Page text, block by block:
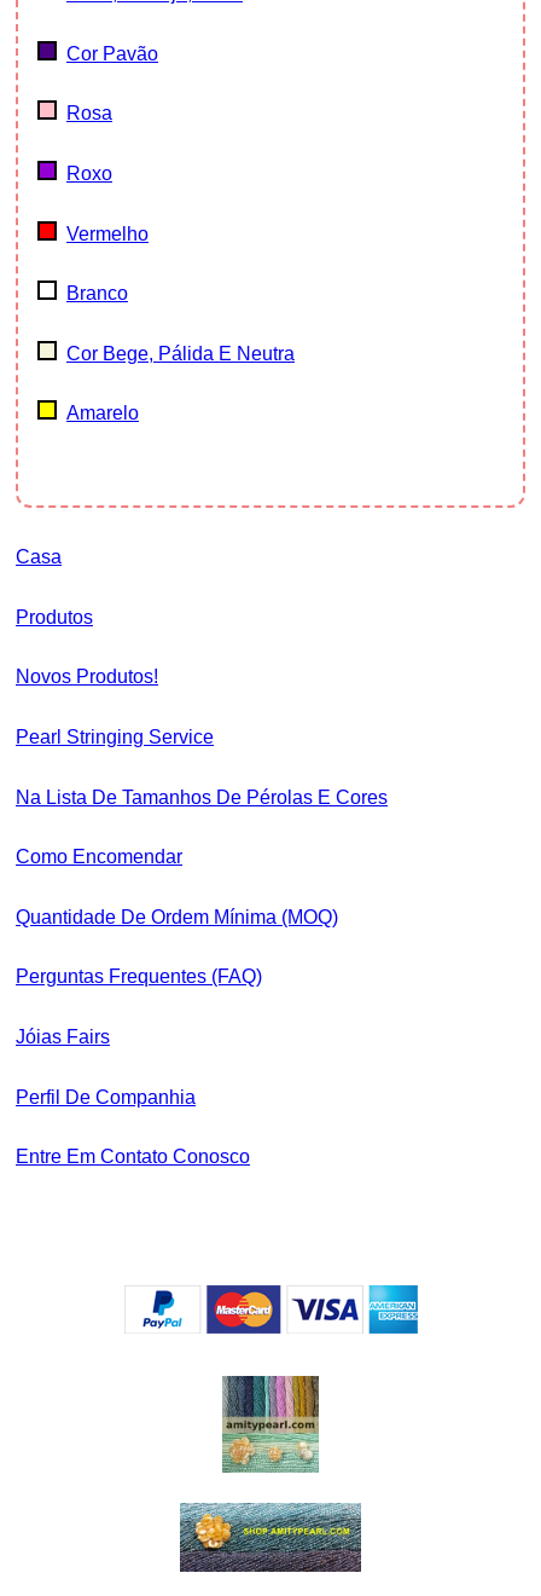
Cor Pavão
Rosa
Roxo
Vermelho
Branco
Cor Bege, Pálida E Neutra
Amarelo
Casa
Produtos
Novos Produtos!
Pearl Stringing Service
Na Lista De Tamanhos De Pérolas E Cores
Como Encomendar
Quantidade De Ordem Mínima (MOQ)
Perguntas Frequentes (FAQ)
Jóias Fairs
Perfil De Companhia
Entre Em Contato Conosco